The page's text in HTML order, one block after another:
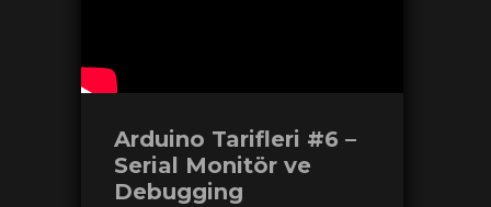
Arduino Tarifleri #6 –
Serial Monitör ve
Debugging